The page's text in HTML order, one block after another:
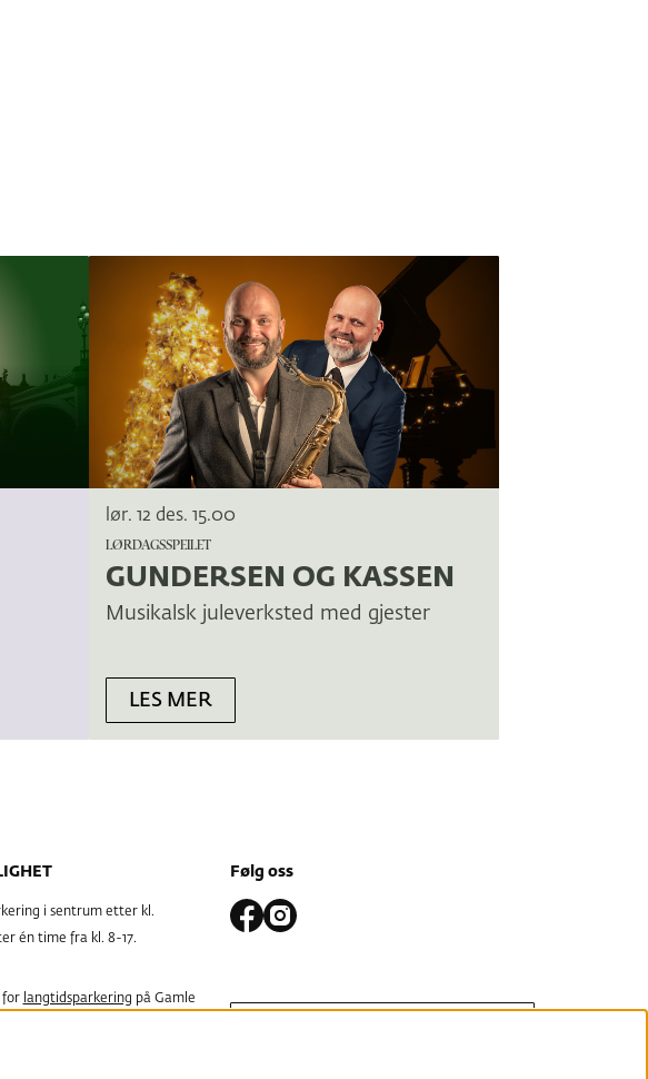
GUNDERSEN OG KASSEN
Musikalsk juleverksted med gjester
LØRDAGSSPEILET
lør. 12 des. 15.00
LES MER
i sentrum etter kl.
én time fra kl. 8-17.
for langtidsparkering på Gamle
Følg oss